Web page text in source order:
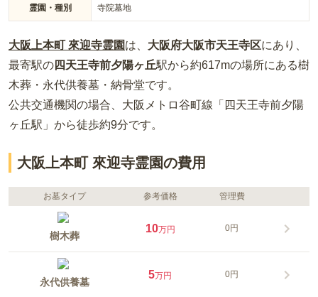
霊園・種別 寺院墓地
大阪上本町 來迎寺霊園は、 大阪府大阪市天王寺区にあり、
最寄駅の四天王寺前夕陽ヶ丘駅から約617mの場所にある樹
木葬・永代供養墓・納骨堂です。
公共交通機関の場合 、大阪メトロ谷町線「四天王寺前夕陽
ヶ丘駅」から徒歩約9分です。
大阪上本町 來迎寺霊園の費用
お墓タイプ 参考価格 管理費
樹木葬
10万円 0円
永代供養墓
5万円 0円